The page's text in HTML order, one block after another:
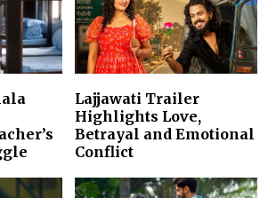
Lajjawati Trailer
Highlights Love,
Betrayal and Emotional
Conflict